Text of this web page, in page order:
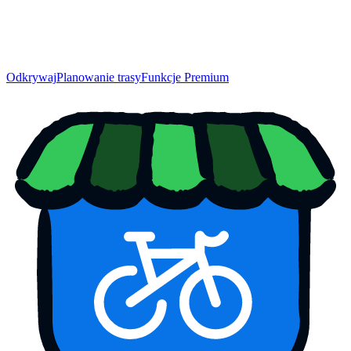
OdkrywajPlanowanie trasyFunkcje Premium